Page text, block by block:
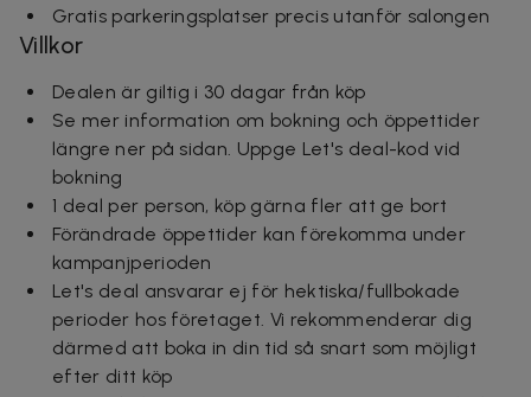
Gratis parkeringsplatser precis utanför salongen
Villkor
Dealen är giltig i 30 dagar från köp
Se mer information om bokning och öppettider
längre ner på sidan. Uppge Let's deal-kod vid
bokning
1 deal per person, köp gärna fler att ge bort
Förändrade öppettider kan förekomma under
kampanjperioden
Let's deal ansvarar ej för hektiska/fullbokade
perioder hos företaget. Vi rekommenderar dig
därmed att boka in din tid så snart som möjligt
efter ditt köp